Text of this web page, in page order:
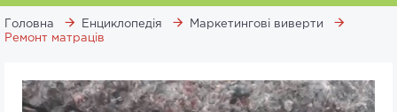
Головна Енциклопедія
Маркетингові виверти
Ремонт матраців